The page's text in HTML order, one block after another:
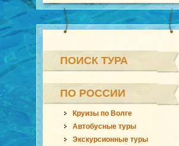
ПОИСК ТУРА
ПО РОССИИ
Круизы по Волге
Автобусные туры
Экскурсионные туры